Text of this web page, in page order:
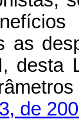
as
desta
de